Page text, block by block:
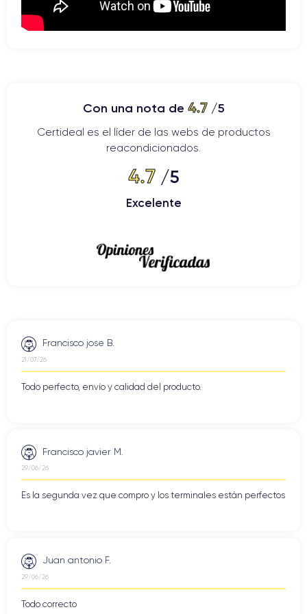
Con una nota de 4.7/5
Certideal es el líder de las webs de productos
reacondicionados.
4.7/5
Excelente
Francisco jose B.
21/07/26
Todo perfecto, envío y calidad del producto.
Francisco javier M.
29/06/26
Es la segunda vez que compro y los terminales están perfectos
Juan antonio F.
29/06/26
Todo correcto